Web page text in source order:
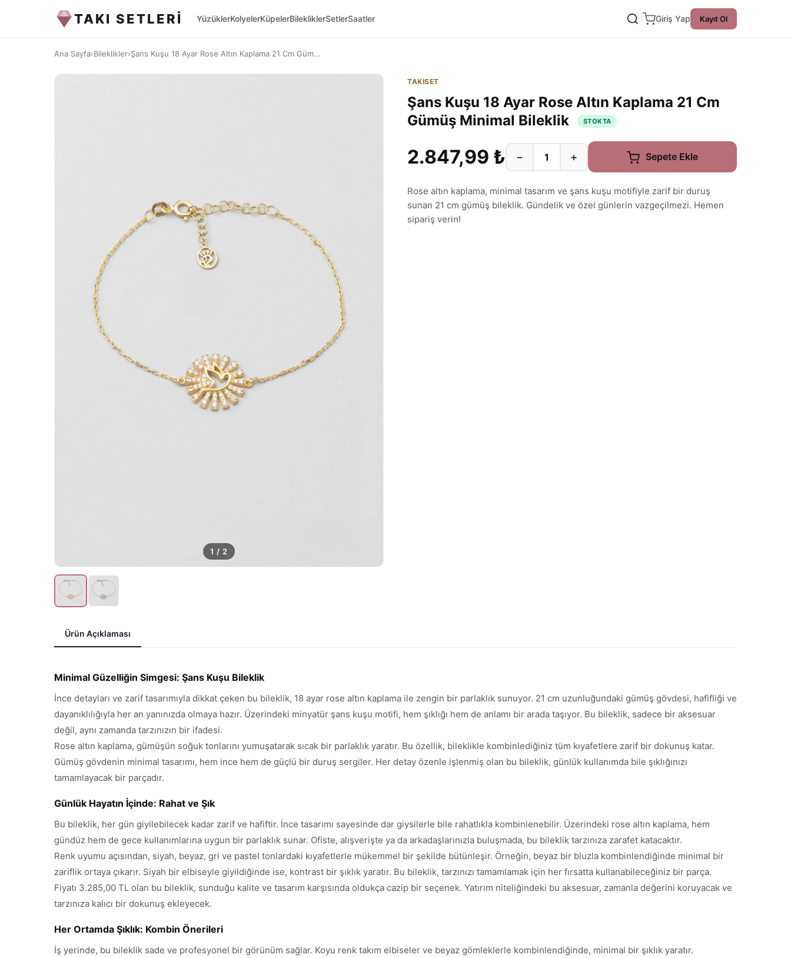
TAKI SETLERİ YüzüklerKolyelerKüpelerBilekliklerSetlerSaatler Giriş Yap Kayıt Ol
Ana Sayfa›Bileklikler›Şans Kuşu 18 Ayar Rose Altın Kaplama 21 Cm Güm...
1 / 2
TAKISET
Şans Kuşu 18 Ayar Rose Altın Kaplama 21 Cm
Gümüş Minimal Bileklik
STOKTA
2.847,99 ₺ − + Sepete Ekle
Rose altın kaplama, minimal tasarım ve şans kuşu motifiyle zarif bir duruş
sunan 21 cm gümüş bileklik. Gündelik ve özel günlerin vazgeçilmezi. Hemen
sipariş verin!
Ürün Açıklaması
Minimal Güzelliğin Simgesi: Şans Kuşu Bileklik
İnce detayları ve zarif tasarımıyla dikkat çeken bu bileklik, 18 ayar rose altın kaplama ile zengin bir parlaklık sunuyor. 21 cm uzunluğundaki gümüş gövdesi, hafifliği ve
dayanıklılığıyla her an yanınızda olmaya hazır. Üzerindeki minyatür şans kuşu motifi, hem şıklığı hem de anlamı bir arada taşıyor. Bu bileklik, sadece bir aksesuar
değil, aynı zamanda tarzınızın bir ifadesi.
Rose altın kaplama, gümüşün soğuk tonlarını yumuşatarak sıcak bir parlaklık yaratır. Bu özellik, bileklikle kombinlediğiniz tüm kıyafetlere zarif bir dokunuş katar.
Gümüş gövdenin minimal tasarımı, hem ince hem de güçlü bir duruş sergiler. Her detay özenle işlenmiş olan bu bileklik, günlük kullanımda bile şıklığınızı
tamamlayacak bir parçadır.
Günlük Hayatın İçinde: Rahat ve Şık
Bu bileklik, her gün giyilebilecek kadar zarif ve hafiftir. İnce tasarımı sayesinde dar giysilerle bile rahatlıkla kombinlenebilir. Üzerindeki rose altın kaplama, hem
gündüz hem de gece kullanımlarına uygun bir parlaklık sunar. Ofiste, alışverişte ya da arkadaşlarınızla buluşmada, bu bileklik tarzınıza zarafet katacaktır.
Renk uyumu açısından, siyah, beyaz, gri ve pastel tonlardaki kıyafetlerle mükemmel bir şekilde bütünleşir. Örneğin, beyaz bir bluzla kombinlendiğinde minimal bir
zariflik ortaya çıkarır. Siyah bir elbiseyle giyildiğinde ise, kontrast bir şıklık yaratır. Bu bileklik, tarzınızı tamamlamak için her fırsatta kullanabileceğiniz bir parça.
Fiyatı 3.285,00 TL olan bu bileklik, sunduğu kalite ve tasarım karşısında oldukça cazip bir seçenek. Yatırım niteliğindeki bu aksesuar, zamanla değerini koruyacak ve
tarzınıza kalıcı bir dokunuş ekleyecek.
Her Ortamda Şıklık: Kombin Önerileri
İş yerinde, bu bileklik sade ve profesyonel bir görünüm sağlar. Koyu renk takım elbiseler ve beyaz gömleklerle kombinlendiğinde, minimal bir şıklık yaratır.